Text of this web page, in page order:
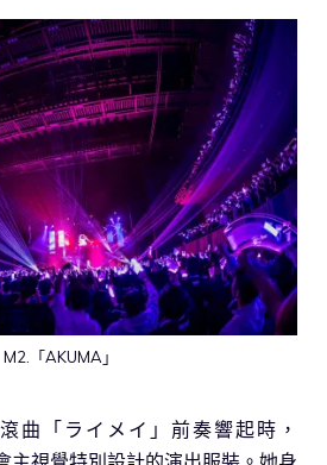
M2.「AKUMA」
曲「ライメイ」前奏響起時，